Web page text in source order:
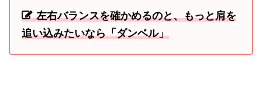
左右バランスを確かめるのと、もっと肩を
追い込みたいなら「ダンベル」